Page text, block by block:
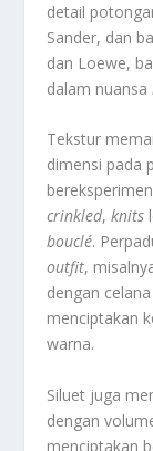
detail
Sander, dan
dan Loewe,
dalam nuansa
Tekstur
dimensi pada
crinkled,knits
bouclé.
outfit,
dengan
menciptakan
warna.
Siluet juga
dengan
menciptakan